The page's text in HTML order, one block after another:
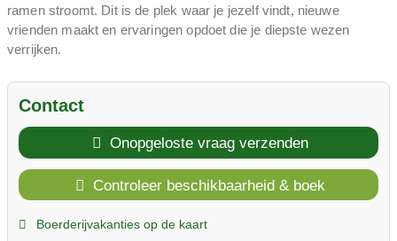
ramen stroomt. Dit is de plek waar je jezelf vindt, nieuwe
vrienden maakt en ervaringen opdoet die je diepste wezen
verrijken.
Contact
Onopgeloste vraag verzenden
Controleer beschikbaarheid & boek
Boerderijvakanties op de kaart